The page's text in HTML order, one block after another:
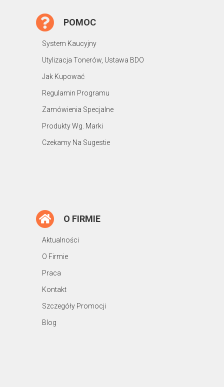
POMOC
System Kaucyjny
Utylizacja Tonerów, Ustawa BDO
Jak Kupować
Regulamin Programu
Zamówienia Specjalne
Produkty Wg. Marki
Czekamy Na Sugestie
O FIRMIE
Aktualności
O Firmie
Praca
Kontakt
Szczegóły Promocji
Blog